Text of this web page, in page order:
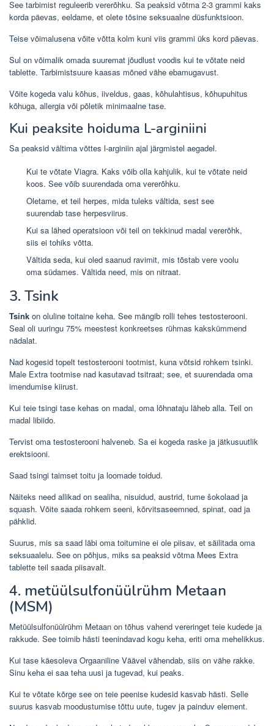
See tarbimist reguleerib vererõhku. Sa peaksid võtma 2-3 grammi kaks
korda päevas, eeldame, et olete tõsine seksuaalne düsfunktsioon.
Teise võimalusena võite võtta kolm kuni viis grammi üks kord päevas.
Sul on võimalik omada suuremat jõudlust voodis kui te võtate neid
tablette. Tarbimistsuure kaasas mõned vähe ebamugavust.
Võite kogeda valu kõhus, iiveldus, gaas, kõhulahtisus, kõhupuhitus
kõhuga, allergia või põletik minimaalne tase.
Kui peaksite hoiduma L-arginiini
Sa peaksid vältima võttes l-arginiin ajal järgmistel aegadel.
Kui te võtate Viagra. Kaks võib olla kahjulik, kui te võtate neid
koos. See võib suurendada oma vererõhku.
Oletame, et teil herpes, mida tuleks vältida, sest see
suurendab tase herpesviirus.
Kui sa lähed operatsioon või teil on tekkinud madal vererõhk,
siis ei tohiks võtta.
Vältida seda, kui oled saanud ravimit, mis tõstab vere voolu
oma südames. Vältida need, mis on nitraat.
3. Tsink
Tsink on oluline toitaine keha. See mängib rolli tehes testosterooni.
Seal oli uuringu 75% meestest konkreetses rühmas kakskümmend
nädalat.
Nad kogesid topelt testosterooni tootmist, kuna võtsid rohkem tsinki.
Male Extra tootmise nad kasutavad tsitraat; see, et suurendada oma
imendumise kiirust.
Kui teie tsingi tase kehas on madal, oma lõhnataju läheb alla. Teil on
madal libiido.
Tervist oma testosterooni halveneb. Sa ei kogeda raske ja jätkusuutlik
erektsiooni.
Saad tsingi taimset toitu ja loomade toidud.
Näiteks need allikad on sealiha, nisuidud, austrid, tume šokolaad ja
squash. Võite saada rohkem seeni, kõrvitsaseemned, spinat, oad ja
pähklid.
Suurus, mis sa saad läbi oma toitumine ei ole piisav, et säilitada oma
seksuaalelu. See on põhjus, miks sa peaksid võtma Mees Extra
tablette teil saada piisavalt.
4. metüülsulfonüülrühm Metaan
(MSM)
Metüülsulfonüülrühm Metaan on tõhus vahend vereringet teie kudede ja
rakkude. See toimib hästi teenindavad kogu keha, eriti oma mehelikkus.
Kui tase käesoleva Orgaaniline Väävel vähendab, siis on vähe rakke.
Sinu keha ei saa teha uusi ja tugevad, kui peaks.
Kui te võtate kõrge see on teie peenise kudesid kasvab hästi. Selle
suurus kasvab moodustumise tõttu uute, tugev ja painduv element.